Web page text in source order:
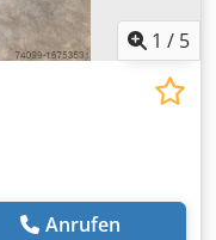
1 / 5
Anrufen